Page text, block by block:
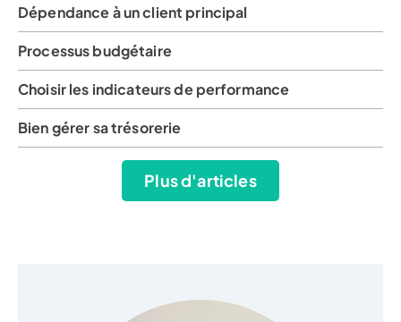
Dépendance à un client principal
Processus budgétaire
Choisir les indicateurs de performance
Bien gérer sa trésorerie
Plus d'articles